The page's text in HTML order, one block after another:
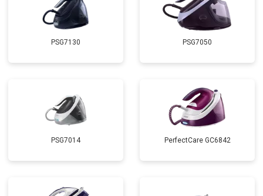
PSG7130 PSG7050
PSG7014 PerfectCare GC6842